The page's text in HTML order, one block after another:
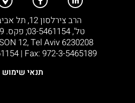
הרב צירלסון 12, תל אביב 6230216
טל', 03-5461154; פקס. 03-5465189
12, Tel Aviv 6230208
| Fax: 972-3-5465189​
תנאי שימוש